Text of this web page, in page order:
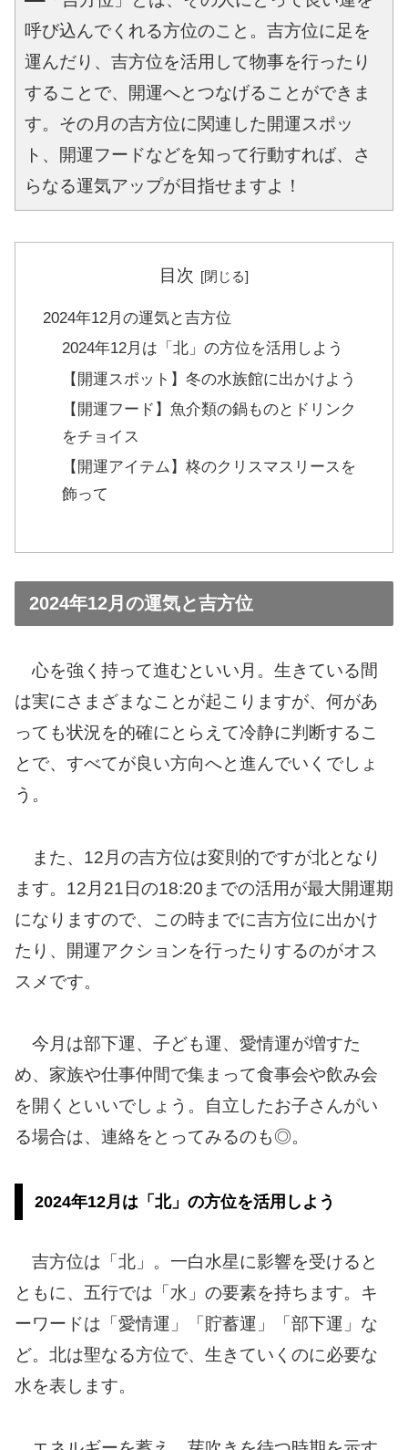
呼び込んでくれる方位のこと。吉方位に足を
運んだり、吉方位を活用して物事を行ったり
することで、開運へとつなげることができま
す。その月の吉方位に関連した開運スポッ
ト、開運フードなどを知って行動すれば、さ
らなる運気アップが目指せますよ！
目次
2024年12月の運気と吉方位
2024年12月は「北」の方位を活用しよう
【開運スポット】冬の水族館に出かけよう
【開運フード】魚介類の鍋ものとドリンク
をチョイス
【開運アイテム】柊のクリスマスリースを
飾って
2024年12月の運気と吉方位
心を強く持って進むといい月。生きている間
は実にさまざまなことが起こりますが、何があ
っても状況を的確にとらえて冷静に判断するこ
とで、すべてが良い方向へと進んでいくでしょ
う。
また、12月の吉方位は変則的ですが北となり
ます。12月21日の18:20までの活用が最大開運期
になりますので、この時までに吉方位に出かけ
たり、開運アクションを行ったりするのがオス
スメです。
今月は部下運、子ども運、愛情運が増すた
め、家族や仕事仲間で集まって食事会や飲み会
を開くといいでしょう。自立したお子さんがい
る場合は、連絡をとってみるのも◎。
2024年12月は「北」の方位を活用しよう
吉方位は「北」。一白水星に影響を受けると
ともに、五行では「水」の要素を持ちます。キ
ーワードは「愛情運」「貯蓄運」「部下運」な
ど。北は聖なる方位で、生きていくのに必要な
水を表します。